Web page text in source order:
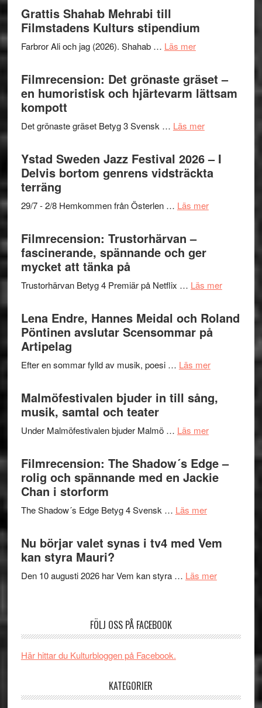
I
Want
to
Believe
Vrach
Frankenshtey
med
Mulder
och
Dana
presenterar
19
titlar
i
Grattis Shahab Mehrabi till
Filmstadens Kulturs stipendium
Farbror Ali och jag (2026). Shahab … Läs merom
Shahab
Mehrabi
till
Kulturs
Filmrecension: Det grönaste gräset –
en humoristisk och hjärtevarm lättsam
kompott
Det grönaste gräset Betyg 3 Svensk … Läs merom
Det
grönaste
gräset
en
hjärtevarm
Ystad Sweden Jazz Festival 2026 – I
Delvis bortom genrens vidsträckta
terräng
29/7 - 2/8 Hemkommen från Österlen … Läs merom
–
Delvis
bortom
terräng
Filmrecension: Trustorhärvan –
fascinerande, spännande och ger
mycket att tänka på
Trustorhärvan Betyg 4 Premiär på Netflix … Läs merom
–
Lena Endre, Hannes Meidal och Roland
Pöntinen avslutar Scensommar på
Artipelag
Efter en sommar fylld av musik, poesi … Läs merom
Hannes
Pöntinen
avslutar
Malmöfestivalen bjuder in till sång,
musik, samtal och teater
Under Malmöfestivalen bjuder Malmö … Läs merom
in
till
och
Filmrecension: The Shadow´s Edge –
rolig och spännande med en Jackie
Chan i storform
The Shadow´s Edge Betyg 4 Svensk … Läs merom
Shadow
Edge
spännande
Nu börjar valet synas i tv4 med Vem
kan styra Mauri?
Den 10 augusti 2026 har Vem kan styra … Läs merom
kan
FÖLJ OSS PÅ FACEBOOK
Här hittar du Kulturbloggen på Facebook.
KATEGORIER